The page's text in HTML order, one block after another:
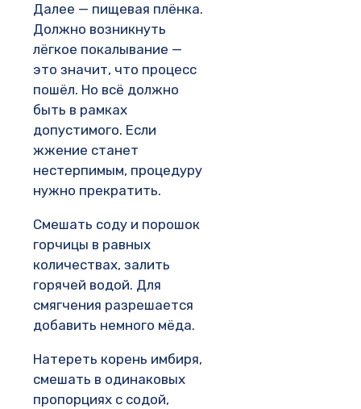
Далее — пищевая плёнка.
Должно возникнуть
лёгкое покалывание —
это значит, что процесс
пошёл. Но всё должно
быть в рамках
допустимого. Если
жжение станет
нестерпимым, процедуру
нужно прекратить.
Смешать соду и порошок
горчицы в равных
количествах, залить
горячей водой. Для
смягчения разрешается
добавить немного мёда.
Натереть корень имбиря,
смешать в одинаковых
пропорциях с содой,